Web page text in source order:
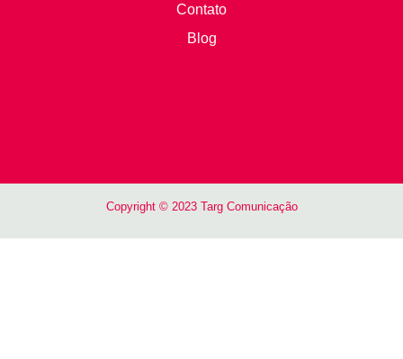
Contato
Blog
Copyright © 2023 Targ Comunicação